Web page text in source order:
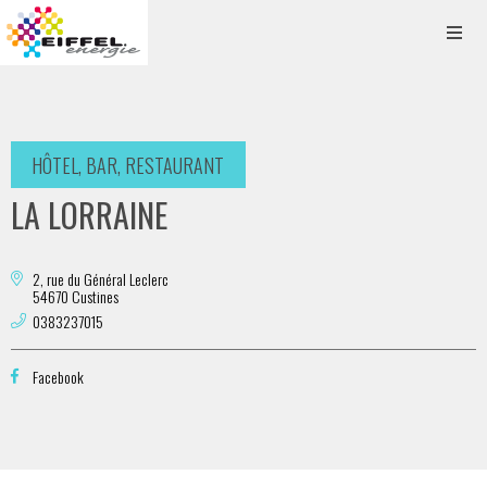
HÔTEL, BAR, RESTAURANT
LA LORRAINE
2, rue du Général Leclerc
54670 Custines
0383237015
Facebook